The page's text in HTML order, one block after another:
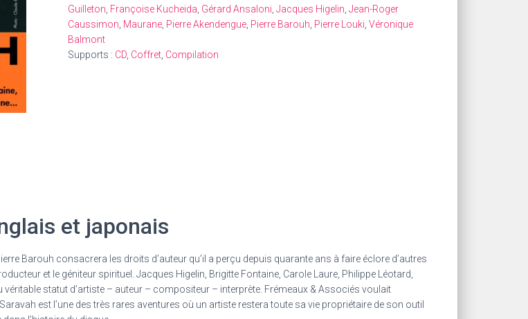
Guilleton Françoise Kucheida Gérard Ansaloni Jacques Higelin Jean-Roger
Caussimon Maurane Pierre Akendengue Pierre Barouh Pierre Louki Véronique
Balmont
Supports : CD Coffret Compilation
et japonais
Barouh consacrera les droits d’auteur qu’il a perçu depuis quarante ans à faire éclore d’autres
et le géniteur spirituel. Jacques Higelin, Brigitte Fontaine, Carole Laure, Philippe Léotard,
statut d’artiste – auteur – compositeur – interprète. Frémeaux & Associés voulait
est l’une des très rares aventures où un artiste restera toute sa vie propriétaire de son outil